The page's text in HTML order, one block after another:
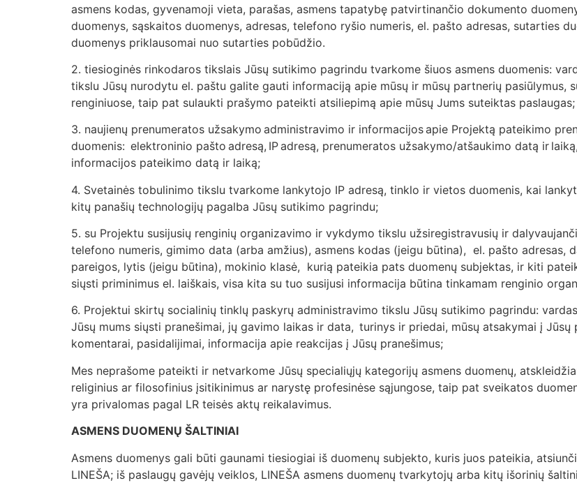
asmens kodas, gyvenamoji vieta, parašas, asmens tapatybę patvirtinančio dokumento
duomenys, sąskaitos duomenys, adresas, telefono ryšio numeris, el. pašto adresas, sutarties
duomenys priklausomai nuo sutarties pobūdžio.
2. tiesioginės rinkodaros tikslais Jūsų sutikimo pagrindu tvarkome šiuos asmens duomenis:
tikslu Jūsų nurodytu el. paštu galite gauti informaciją apie mūsų ir mūsų partnerių pasiūlymus,
renginiuose, taip pat sulaukti prašymo pateikti atsiliepimą apie mūsų Jums suteiktas paslaugas;
3. naujienų prenumeratos užsakymo administravimo ir informacijos apie Projektą pateikimo
duomenis: elektroninio pašto adresą, IP adresą, prenumeratos užsakymo/atšaukimo datą ir
informacijos pateikimo datą ir laiką;
4. Svetainės tobulinimo tikslu tvarkome lankytojo IP adresą, tinklo ir vietos duomenis, kai
kitų panašių technologijų pagalba Jūsų sutikimo pagrindu;
5. su Projektu susijusių renginių organizavimo ir vykdymo tikslu užsiregistravusių ir
telefono numeris, gimimo data (arba amžius), asmens kodas (jeigu būtina), el. pašto adresas,
pareigos, lytis (jeigu būtina), mokinio klasė, kurią pateikia pats duomenų subjektas, ir kiti
siųsti priminimus el. laiškais, visa kita su tuo susijusi informacija būtina tinkamam renginio
6. Projektui skirtų socialinių tinklų paskyrų administravimo tikslu Jūsų sutikimo pagrindu:
Jūsų mums siųsti pranešimai, jų gavimo laikas ir data, turinys ir priedai, mūsų atsakymai į Jūsų
komentarai, pasidalijimai, informacija apie reakcijas į Jūsų pranešimus;
Mes neprašome pateikti ir netvarkome Jūsų specialiųjų kategorijų asmens duomenų,
religinius ar filosofinius įsitikinimus ar narystę profesinėse sąjungose, taip pat sveikatos
yra privalomas pagal LR teisės aktų reikalavimus.
ASMENS DUOMENŲ ŠALTINIAI
Asmens duomenys gali būti gaunami tiesiogiai iš duomenų subjekto, kuris juos pateikia,
LINEŠA; iš paslaugų gavėjų veiklos, LINEŠA asmens duomenų tvarkytojų arba kitų išorinių